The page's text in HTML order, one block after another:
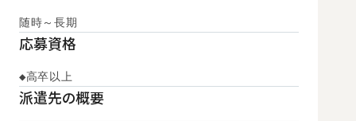
随時～長期
応募資格
◆高卒以上
派遣先の概要